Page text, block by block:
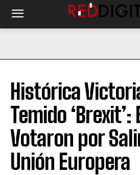
Histórica
Temido
Votaron por
Unión Europera